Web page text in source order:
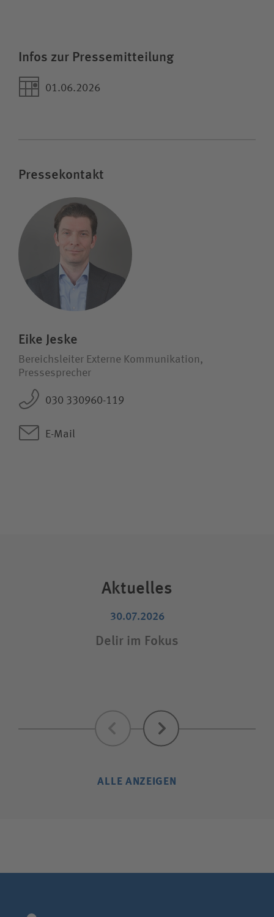
Infos zur Pressemitteilung
01.06.2026
Pressekontakt
Eike Jeske
Bereichsleiter Externe Kommunikation,
Pressesprecher
030 330960-119
E-Mail
Aktuelles
30.07.2026
Delir im Fokus
Zurück Weiter
ALLE ANZEIGEN